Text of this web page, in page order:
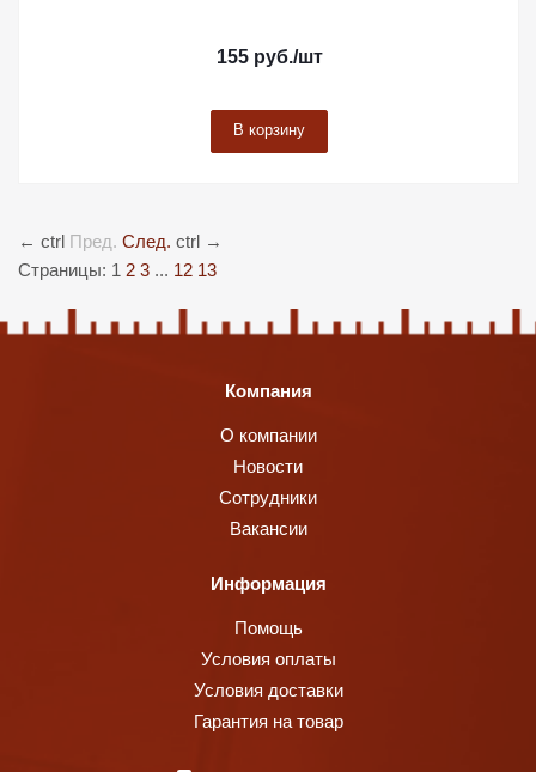
155руб./шт
В корзину
← ctrl Пред. След. ctrl →
Страницы: 1 2 3 ... 12 13
Компания
О компании
Новости
Сотрудники
Вакансии
Информация
Помощь
Условия оплаты
Условия доставки
Гарантия на товар